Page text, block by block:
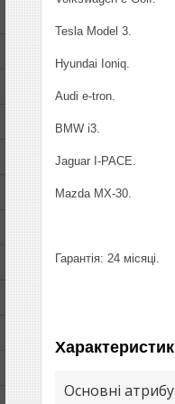
Tesla Model 3.
Hyundai Ioniq.
Audi e-tron.
BMW i3.
Jaguar I-PACE.
Mazda MX-30.
Гарантія: 24 місяці.
Основні